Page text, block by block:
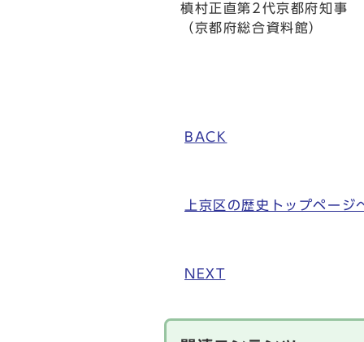
槙村正直第2代京都府知事
（京都府総合資料館）
BACK
上京区の歴史トップページ
NEXT